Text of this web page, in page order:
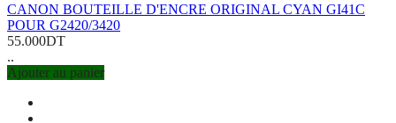
CANON BOUTEILLE D'ENCRE ORIGINAL CYAN GI41C
POUR G2420/3420
55.000DT
..
Ajouter au panier